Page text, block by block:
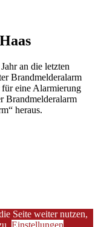
an die letzten
Brandmelderalarm
eine Alarmierung
Brandmelderalarm
heraus.
Seite weiter nutzen,
Einstellungen